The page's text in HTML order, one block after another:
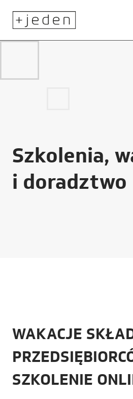
Szkolenia,
i doradztwo
WAKACJE
SZKOLENIE